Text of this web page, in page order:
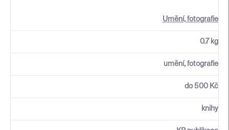
Umění, fotografie
0.7 kg
umění, fotografie
do 500 Kč
knihy